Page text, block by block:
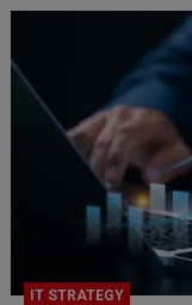
IT STRATEGY